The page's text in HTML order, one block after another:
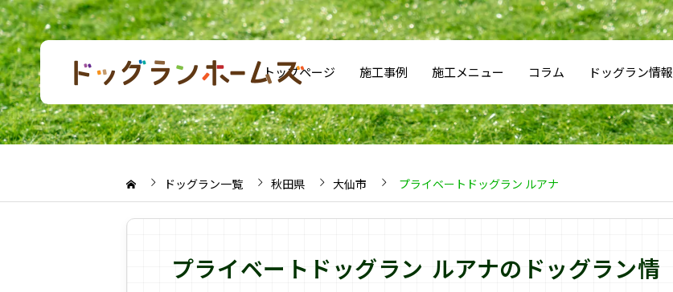
トップページ 施工事例 施工メニュー コラム ドッグラン情報
ドッグラン一覧 秋田県 大仙市 プライベートドッグラン ルアナ
プライベートドッグラン ルアナのドッグラン情